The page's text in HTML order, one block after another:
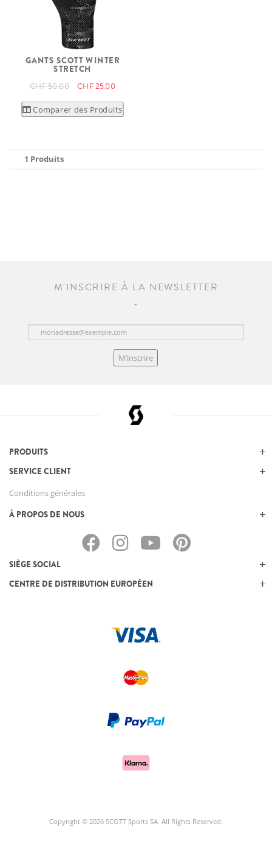
GANTS SCOTT WINTER
STRETCH
CHF 50.00 CHF 25.00
Comparer des Produits
1 Produits
M'INSCRIRE À LA NEWSLETTER
M’inscrire
PRODUITS
SERVICE CLIENT
Conditions générales
À PROPOS DE NOUS
SIÈGE SOCIAL
CENTRE DE DISTRIBUTION EUROPÉEN
Copyright © 2026 SCOTT Sports SA. All Rights Reserved.